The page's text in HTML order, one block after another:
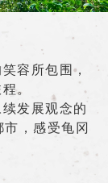
容所包围，
。
发展观念的
，感受龟冈